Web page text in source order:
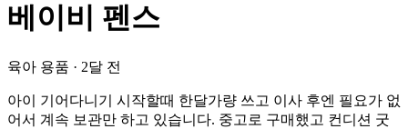
베이비 펜스
육아 용품 · 2달 전
아이 기어다니기 시작할때 한달가량 쓰고 이사 후엔 필요가 없
어서 계속 보관만 하고 있습니다. 중고로 구매했고 컨디션 굿